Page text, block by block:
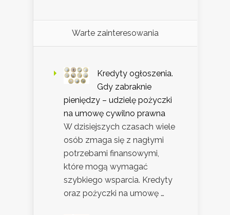
Warte zainteresowania
Kredyty ogłoszenia.
Gdy zabraknie
pieniędzy – udzielę pożyczki
na umowę cywilno prawna
W dzisiejszych czasach wiele
osób zmaga się z nagłymi
potrzebami finansowymi,
które mogą wymagać
szybkiego wsparcia. Kredyty
oraz pożyczki na umowę …